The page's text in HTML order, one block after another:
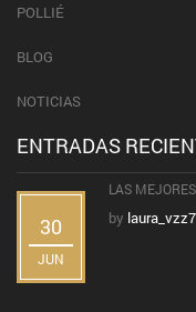
POLLIÉ
BLOG
NOTICIAS
ENTRADAS
30
JUN
LAS
by